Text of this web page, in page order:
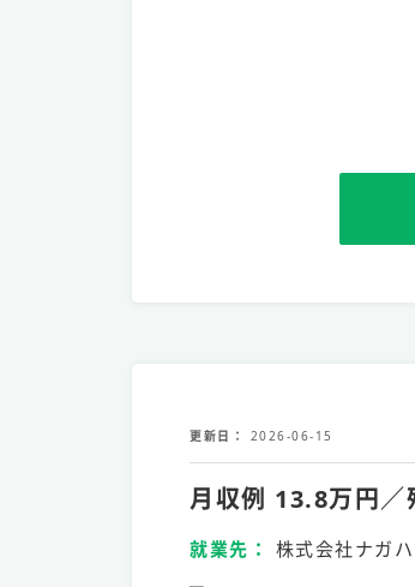
更新日 2026-06-15
月収例 13.8万円／
就業先 株式会社ナガハ